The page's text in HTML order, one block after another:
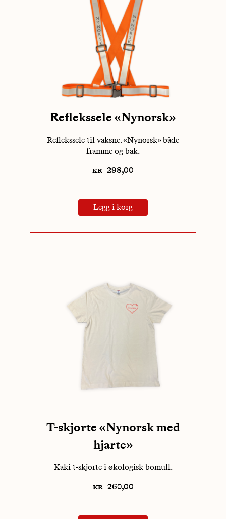
Reflekssele «Nynorsk»
Reflekssele til vaksne. «Nynorsk» både
framme og bak.
kr 298,00
Legg i korg
T-skjorte «Nynorsk med
hjarte»
Kaki t-skjorte i økologisk bomull.
kr 260,00